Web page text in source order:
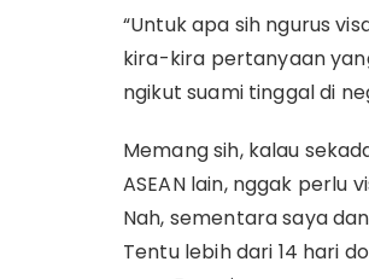
“Untuk apa sih ngurus
kira-kira pertanyaan
ngikut suami tinggal di
Memang sih, kalau
ASEAN lain, nggak perlu
Nah, sementara saya
Tentu lebih dari 14 hari